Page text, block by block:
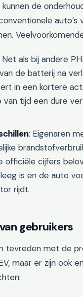
kunnen de
auto’s
Net als bij andere
de batterij na
in een kortere
van tijd een dure
: Eigenaren
officiële cijfers
is en de auto
rijdt.
gebruikers
tevreden met de
maar er zijn ook